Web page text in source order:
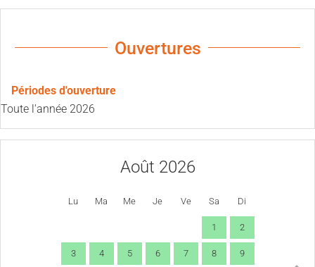
Ouvertures
Périodes d'ouverture
Toute l'année 2026
Août 2026
Lu Ma Me Je Ve Sa Di
1 2
3 4 5 6 7 8 9